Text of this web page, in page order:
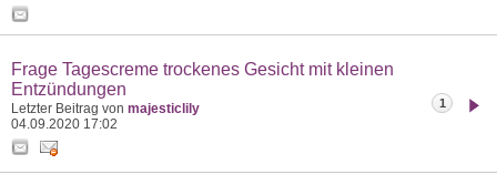
Frage Tagescreme trockenes Gesicht mit kleinen
Entzündungen
Letzter Beitrag von majesticlily
04.09.2020 17:02
1